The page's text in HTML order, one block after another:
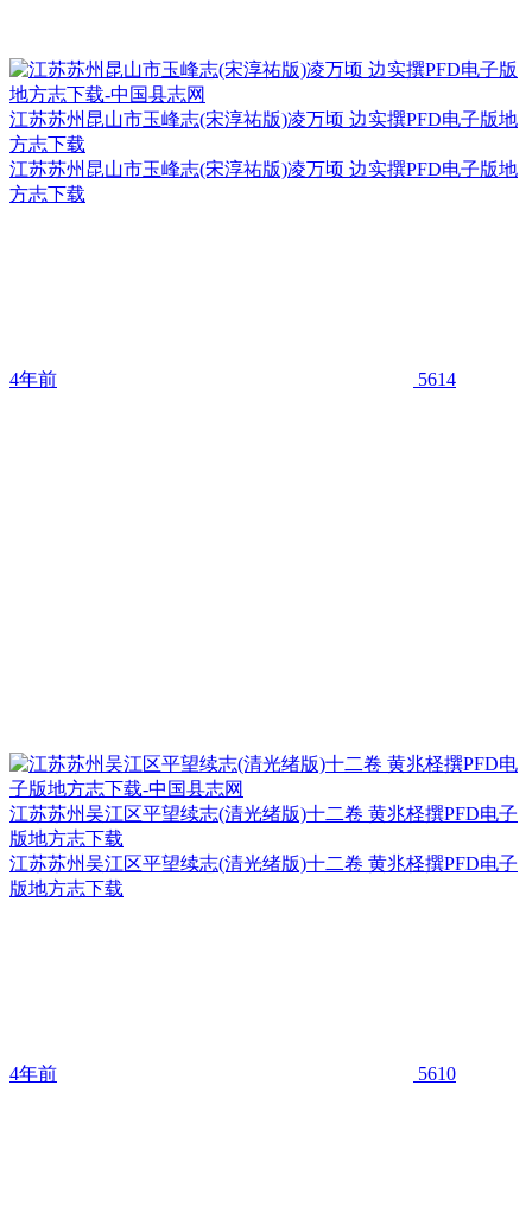
江苏苏州昆山市玉峰志(宋淳祐版)凌万顷 边实撰PFD电子版地
方志下载
江苏苏州昆山市玉峰志(宋淳祐版)凌万顷 边实撰PFD电子版地
方志下载
4年前 5614
江苏苏州吴江区平望续志(清光绪版)十二卷 黄兆柽撰PFD电子
版地方志下载
江苏苏州吴江区平望续志(清光绪版)十二卷 黄兆柽撰PFD电子
版地方志下载
4年前 5610